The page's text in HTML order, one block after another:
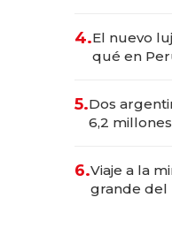
4.El nuevo
qué en
para
5.Dos
6,2
6.Viaje a la
grande del